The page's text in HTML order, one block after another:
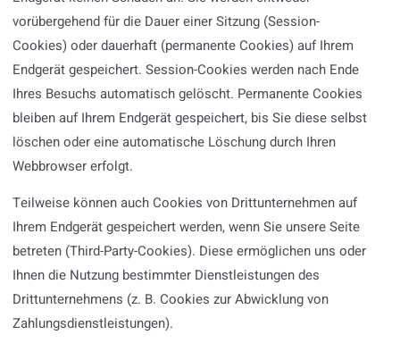
vorübergehend für die Dauer einer Sitzung (Session-
Cookies) oder dauerhaft (permanente Cookies) auf Ihrem
Endgerät gespeichert. Session-Cookies werden nach Ende
Ihres Besuchs automatisch gelöscht. Permanente Cookies
bleiben auf Ihrem Endgerät gespeichert, bis Sie diese selbst
löschen oder eine automatische Löschung durch Ihren
Webbrowser erfolgt.
Teilweise können auch Cookies von Drittunternehmen auf
Ihrem Endgerät gespeichert werden, wenn Sie unsere Seite
betreten (Third-Party-Cookies). Diese ermöglichen uns oder
Ihnen die Nutzung bestimmter Dienstleistungen des
Drittunternehmens (z. B. Cookies zur Abwicklung von
Zahlungsdienstleistungen).